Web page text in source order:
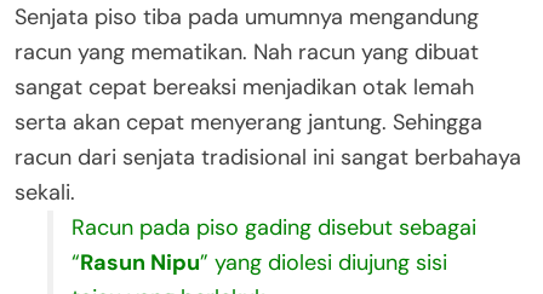
Senjata piso tiba pada umumnya mengandung
racun yang mematikan. Nah racun yang dibuat
sangat cepat bereaksi menjadikan otak lemah
serta akan cepat menyerang jantung. Sehingga
racun dari senjata tradisional ini sangat berbahaya
sekali.
Racun pada piso gading disebut sebagai
“Rasun Nipu” yang diolesi diujung sisi